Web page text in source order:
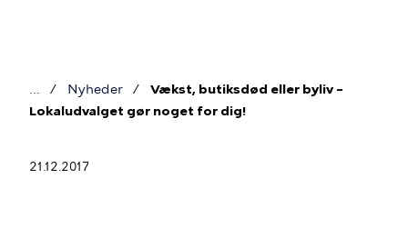
Brødkrumme
Nyheder
Vækst, butiksdød eller byliv –
Lokaludvalget gør noget for dig!
21.12.2017